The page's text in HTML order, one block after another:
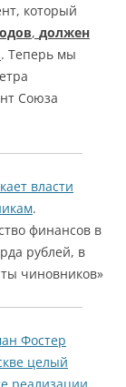
который
, должен
. Теперь мы
Союза
власти
.
финансов в
рублей, в
чиновников»
Фостер
целый